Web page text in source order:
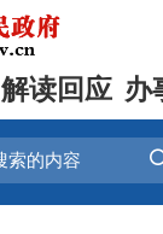
解读回应 办